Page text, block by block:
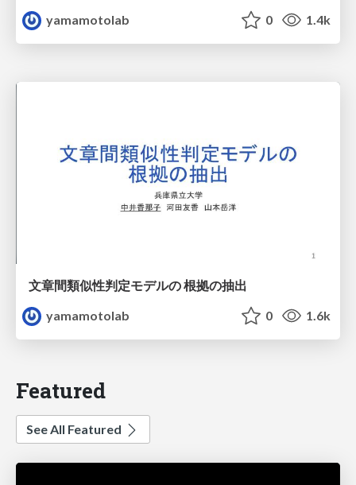
yamamotolab
0 1.4k
文章間類似性判定モデルの 根拠の抽出
yamamotolab
0 1.6k
Featured
See All Featured